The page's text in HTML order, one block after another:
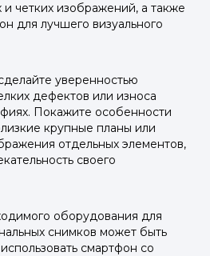
код
Telegram
через форму на сайте
и заполнить форму
Telegram
через форму на сайте
и заполнить форму
четких изображений, а также
для лучшего визуального
уверенностью
дефектов или износа
Покажите особенности
крупные планы или
отдельных элементов,
своего
оборудования для
снимков может быть
смартфон со